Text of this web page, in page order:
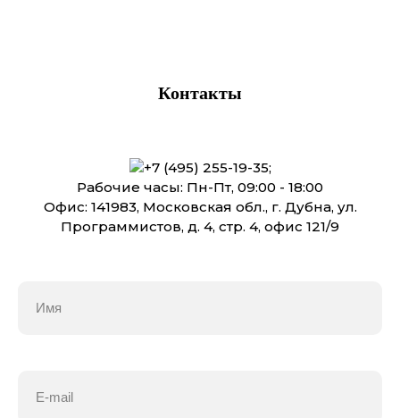
Контакты
+7 (495) 255-19-35;
Рабочие часы: Пн-Пт, 09:00 - 18:00
Офис: 141983, Московская обл., г. Дубна, ул.
Программистов, д. 4, стр. 4, офис 121/9